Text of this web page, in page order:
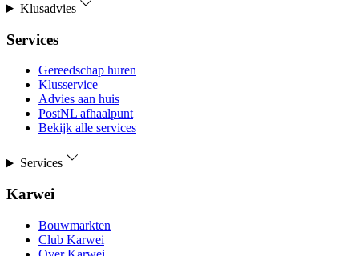
Klusadvies
Services
Gereedschap huren
Klusservice
Advies aan huis
PostNL afhaalpunt
Bekijk alle services
Services
Karwei
Bouwmarkten
Club Karwei